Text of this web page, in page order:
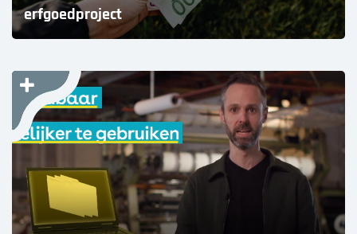
erfgoedproject